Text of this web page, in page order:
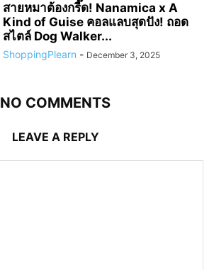
สายหมาต้องกรี๊ด! Nanamica x A
Kind of Guise คอลแลบสุดปัง! ถอด
สไตล์ Dog Walker...
ShoppingPlearn - December 3, 2025
NO COMMENTS
LEAVE A REPLY